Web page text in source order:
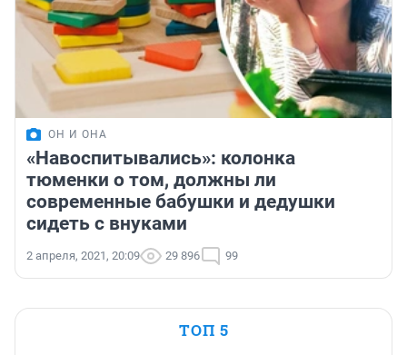
ОН И ОНА
«Навоспитывались»: колонка
тюменки о том, должны ли
современные бабушки и дедушки
сидеть с внуками
2 апреля, 2021, 20:09 29 896 99
ТОП 5